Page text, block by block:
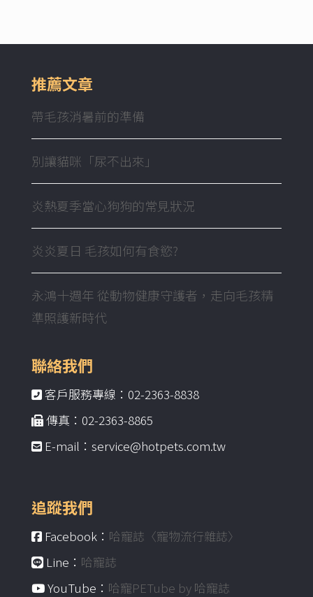
推薦文章
帶毛孩消暑前的準備
別讓貓咪「尿不出來」
炎熱夏季當心狗狗的常見狀況
炎炎夏日 毛孩如何有食慾?
永鴻十週年 從動物健康守護者，走向毛孩精
準照護新時代
聯絡我們
客戶服務專線：02-2363-8838
傳真：02-2363-8865
E-mail：service@hotpets.com.tw
追蹤我們
Facebook： 哈寵誌〈寵物流行雜誌〉
Line： 哈寵誌
YouTube： 哈寵PETube by 哈寵誌